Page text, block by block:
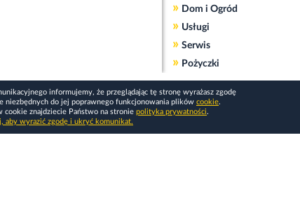
» Dom i Ogród
» Usługi
» Serwis
» Pożyczki
informujemy, że przeglądając tę stronę wyrażasz zgodę
niezbędnych do jej poprawnego funkcjonowania plików cookie.
znajdziecie Państwo na stronie polityka prywatności.
aby wyrazić zgodę i ukryć komunikat.